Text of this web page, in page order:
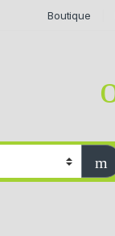
Boutique